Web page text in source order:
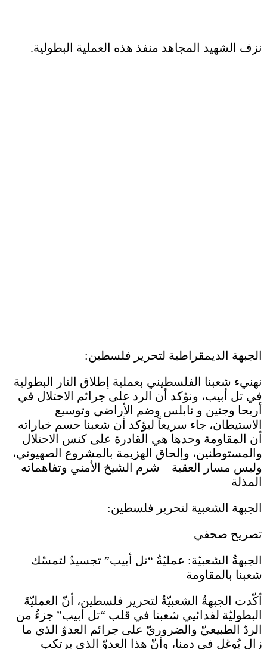
نزف الشهيد المجاهد منفذ هذه العملية البطولية.
الجبهة الديمقراطية لتحرير فلسطين:
نهنيء شعبنا الفلسطيني بعملية إطلاق النار البطولية
في تل أبيب، ونؤكد أن الرد على جرائم الاحتلال في
أريحا وجنين و نابلس وضم الأراضي وتوسيع
الاستيطان، جاء سريعاً ليؤكد أن شعبنا حسم خياراته
أن المقاومة وحدها هي القادرة على كنس الاحتلال
والمستوطنين، وإلحاق الهزيمة بالمشروع الصهيوني،
وليس مسار العقبة – شرم الشيخ الأمني وتفاهماته
المذلة
الجبهة الشعبية لتحرير فلسطين:
تصريح صحفي
الجبهةُ الشعبيّة: عمليّةُ “تل أبيب” تجسيدٌ لتمسّك
شعبنا بالمقاومة
أكّدت الجبهةُ الشعبيّةُ لتحرير فلسطين، أنّ العمليّةَ
البطوليّة لفدائيي شعبنا في قلب “تل أبيب” جزءٌ من
الردّ الطبيعيّ والضروريّ على جرائم العدوّ الذي ما
زال يُوغل في دمنا، وأنّ هذا العدوّ الذي يرتكب